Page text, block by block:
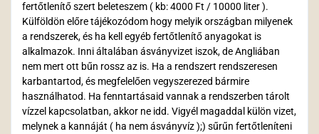
fertőtlenítő szert beleteszem ( kb: 4000 Ft / 10000 liter ).
Külföldön előre tájékozódom hogy melyik országban milyenek
a rendszerek, és ha kell egyéb fertőtlenítő anyagokat is
alkalmazok. Inni általában ásványvizet iszok, de Angliában
nem mert ott bűn rossz az is. Ha a rendszert rendszeresen
karbantartod, és megfelelően vegyszerezed bármire
használhatod. Ha fenntartásaid vannak a rendszerben tárolt
vízzel kapcsolatban, akkor ne idd. Vigyél magaddal külön vizet,
melynek a kannáját ( ha nem ásványvíz );) sűrűn fertőtleníteni